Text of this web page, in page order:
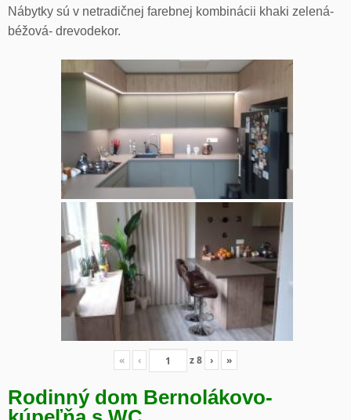
Nábytky sú v netradičnej farebnej kombinácii khaki zelená-
béžová- drevodekor.
« ‹ z8 › »
Rodinný dom Bernolákovo-